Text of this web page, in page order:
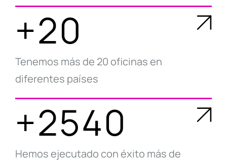
+20
Tenemos más de 20 oficinas en
diferentes países
+2540
Hemos ejecutado con éxito más de